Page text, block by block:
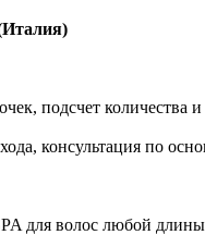
подсчет количества
консультация по
для волос любой